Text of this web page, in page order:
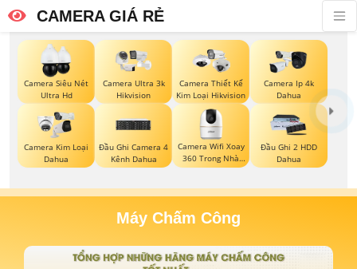
CAMERA GIÁ RẺ
Camera Siêu Nét
Ultra Hd
Camera Ultra 3k
Hikvision
Camera Thiết Kế
Kim Loại Hikvision
Camera Ip 4k
Dahua
Camera Kim Loại
Dahua
Đầu Ghi Camera 4
Kênh Dahua
Camera Wifi Xoay
360 Trong Nhà
Dahua
Đầu Ghi 2 HDD
Dahua
Máy Chấm Công